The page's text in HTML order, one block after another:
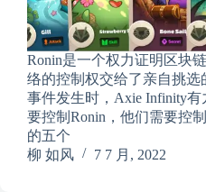
Ronin是一个权力证明区块
络的控制权交给了亲自挑选
事件发生时，Axie Infinity有
要控制Ronin，他们需要控
的五个
柳 如风
7 7 月, 2022